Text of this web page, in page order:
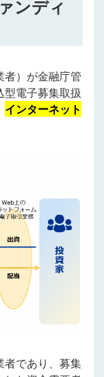
ンディ
）が金融庁管
電子募集取扱
インターネット
者であり、募集